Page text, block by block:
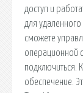
доступ и
для
сможете
операционной
подключиться.
обеспечение.